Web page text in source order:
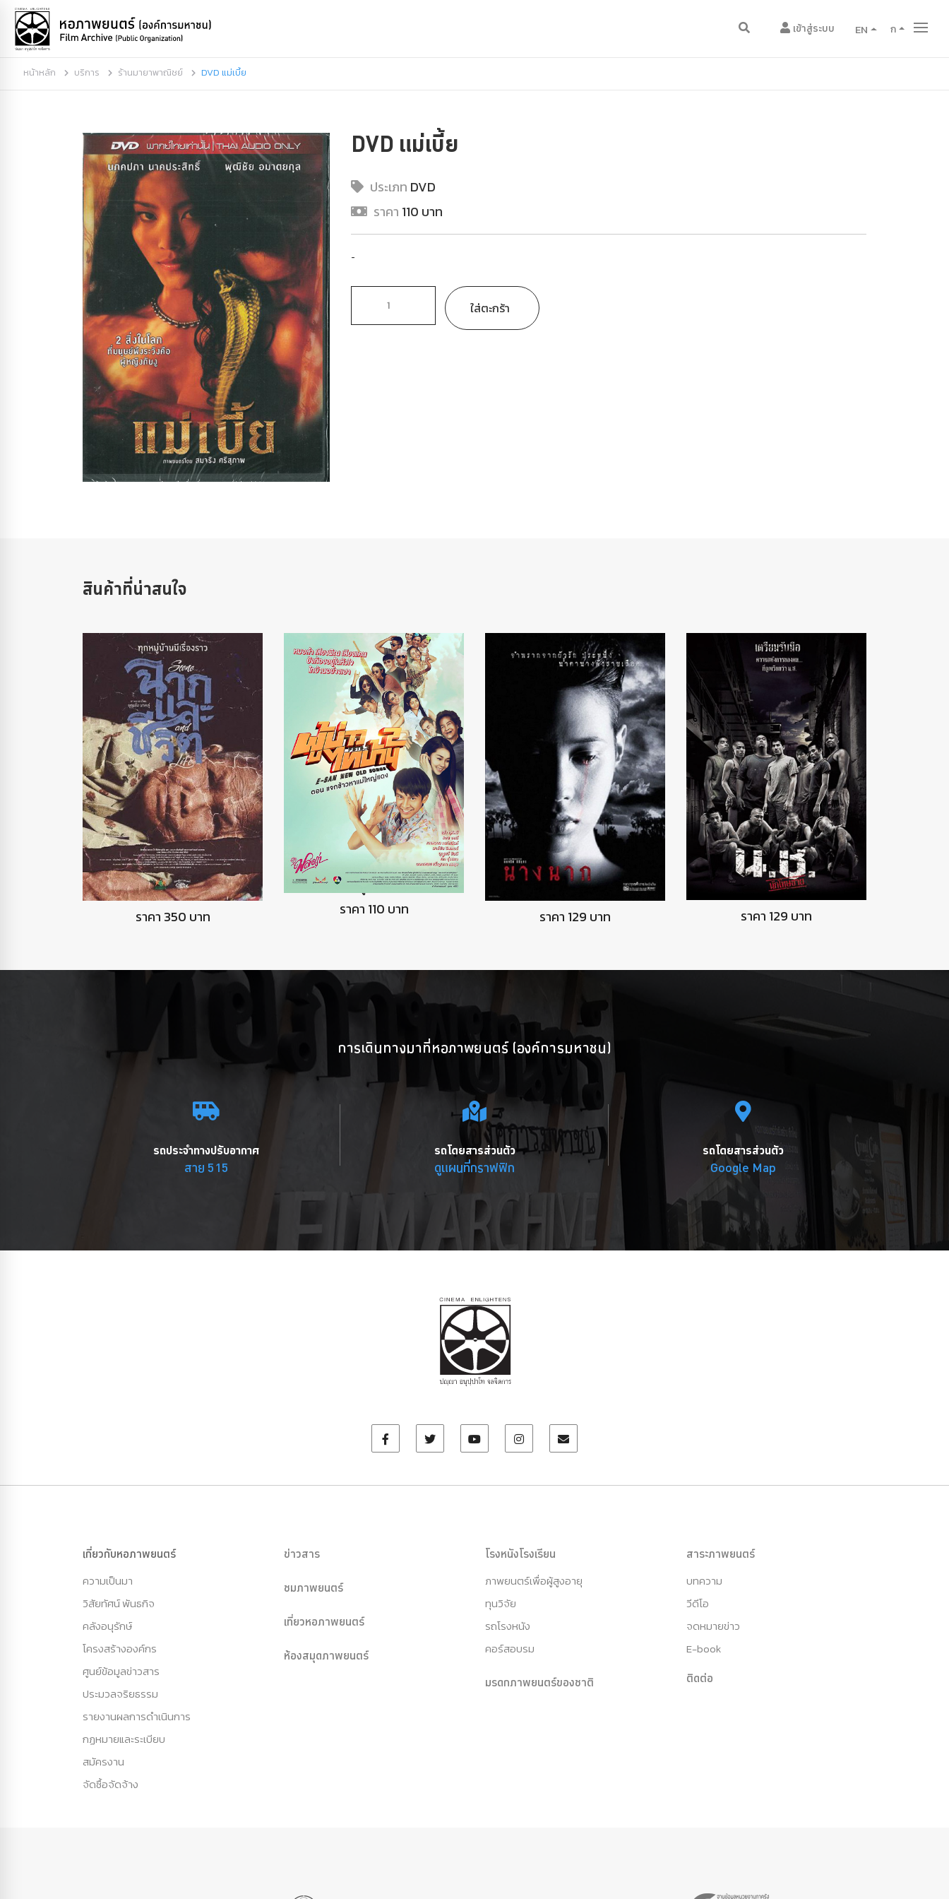
เข้าสู่ระบบ EN ก
หน้าหลัก บริการ ร้านมายาพาณิชย์ DVD แม่เบี้ย
DVD แม่เบี้ย
ประเภท DVD
ราคา 110 บาท
-
ใส่ตะกร้า
สินค้าที่น่าสนใจ
DVD ฉากและชีวิต
ราคา 350 บาท
DVD ผู้บ่าวไทบ้าน2
ราคา 110 บาท ราคา 129 บาท
DVD นักโทษชาย
ราคา 129 บาท
การเดินทางมาที่หอภาพยนตร์ (องค์การมหาชน)
รถประจำทางปรับอากาศ
สาย 515
รถโดยสารส่วนตัว
ดูแผนที่กราฟฟิก
รถโดยสารส่วนตัว
Google Map
เกี่ยวกับหอภาพยนตร์
ความเป็นมา
วิสัยทัศน์ พันธกิจ
คลังอนุรักษ์
โครงสร้างองค์กร
ศูนย์ข้อมูลข่าวสาร
ประมวลจริยธรรม
รายงานผลการดำเนินการ
กฏหมายและระเบียบ
สมัครงาน
จัดซื้อจัดจ้าง
ข่าวสาร
ชมภาพยนตร์
เที่ยวหอภาพยนตร์
ห้องสมุดภาพยนตร์
โรงหนังโรงเรียน
ภาพยนตร์เพื่อผู้สูงอายุ
ทุนวิจัย
รถโรงหนัง
คอร์สอบรม
มรดกภาพยนตร์ของชาติ
สาระภาพยนตร์
บทความ
วีดีโอ
จดหมายข่าว
E-book
ติดต่อ